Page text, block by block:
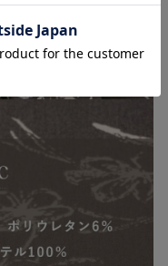
する